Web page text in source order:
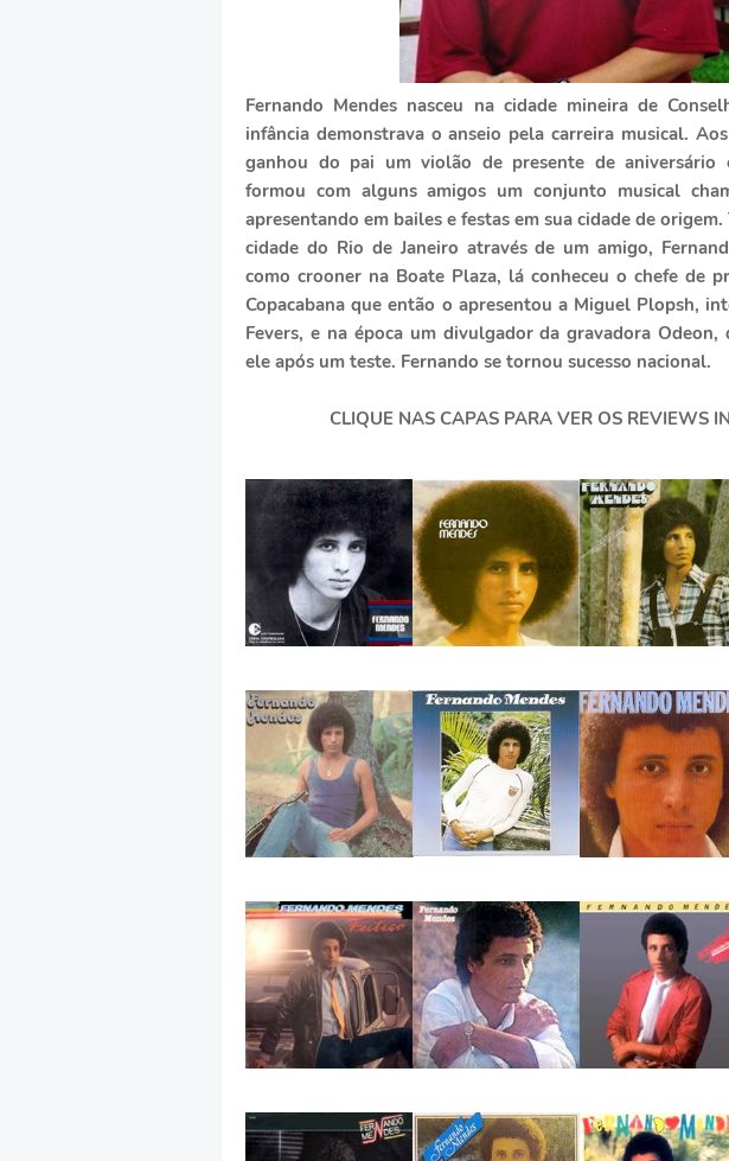
Fernando Mendes nasceu na cidade mineira de
infância demonstrava o anseio pela carreira musical.
ganhou do pai um violão de presente de aniversário
formou com alguns amigos um conjunto musical
apresentando em bailes e festas em sua cidade de
cidade do Rio de Janeiro através de um amigo,
como crooner na Boate Plaza, lá conheceu o chefe de
Copacabana que então o apresentou a Miguel Plopsh,
Fevers, e na época um divulgador da gravadora
ele após um teste. Fernando se tornou sucesso nacional.
CLIQUE NAS CAPAS PARA VER OS REVIEWS